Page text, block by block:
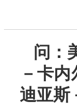
问：
－卡
迪亚斯